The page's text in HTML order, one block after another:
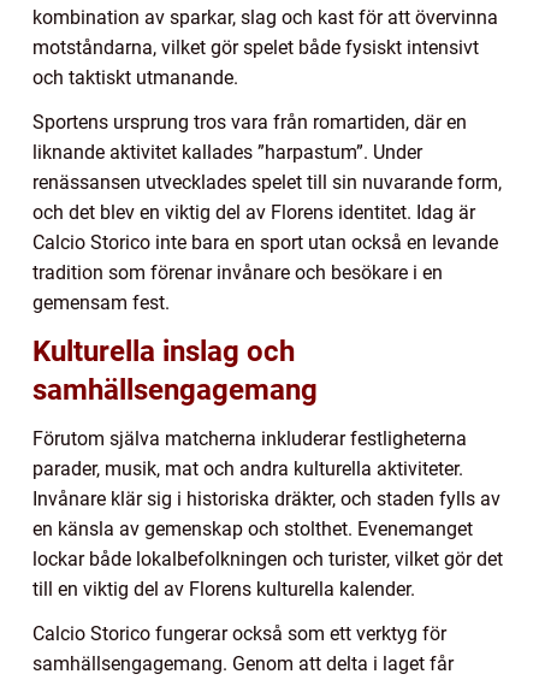
kombination av sparkar, slag och kast för att övervinna
motståndarna, vilket gör spelet både fysiskt intensivt
och taktiskt utmanande.
Sportens ursprung tros vara från romartiden, där en
liknande aktivitet kallades ”harpastum”. Under
renässansen utvecklades spelet till sin nuvarande form,
och det blev en viktig del av Florens identitet. Idag är
Calcio Storico inte bara en sport utan också en levande
tradition som förenar invånare och besökare i en
gemensam fest.
Kulturella inslag och
samhällsengagemang
Förutom själva matcherna inkluderar festligheterna
parader, musik, mat och andra kulturella aktiviteter.
Invånare klär sig i historiska dräkter, och staden fylls av
en känsla av gemenskap och stolthet. Evenemanget
lockar både lokalbefolkningen och turister, vilket gör det
till en viktig del av Florens kulturella kalender.
Calcio Storico fungerar också som ett verktyg för
samhällsengagemang. Genom att delta i laget får